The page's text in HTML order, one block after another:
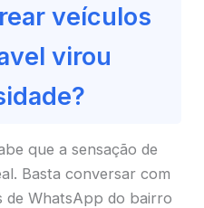
veículos
virou
que a sensação de
Basta conversar com
de WhatsApp do bairro